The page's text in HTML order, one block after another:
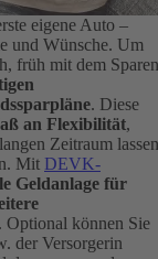
eigene Auto –
und Wünsche. Um
früh mit dem Sparen
. Diese
an Flexibilität,
Zeitraum lassen
Mit DEVK-
Geldanlage für
. Optional können Sie
der Versorgerin